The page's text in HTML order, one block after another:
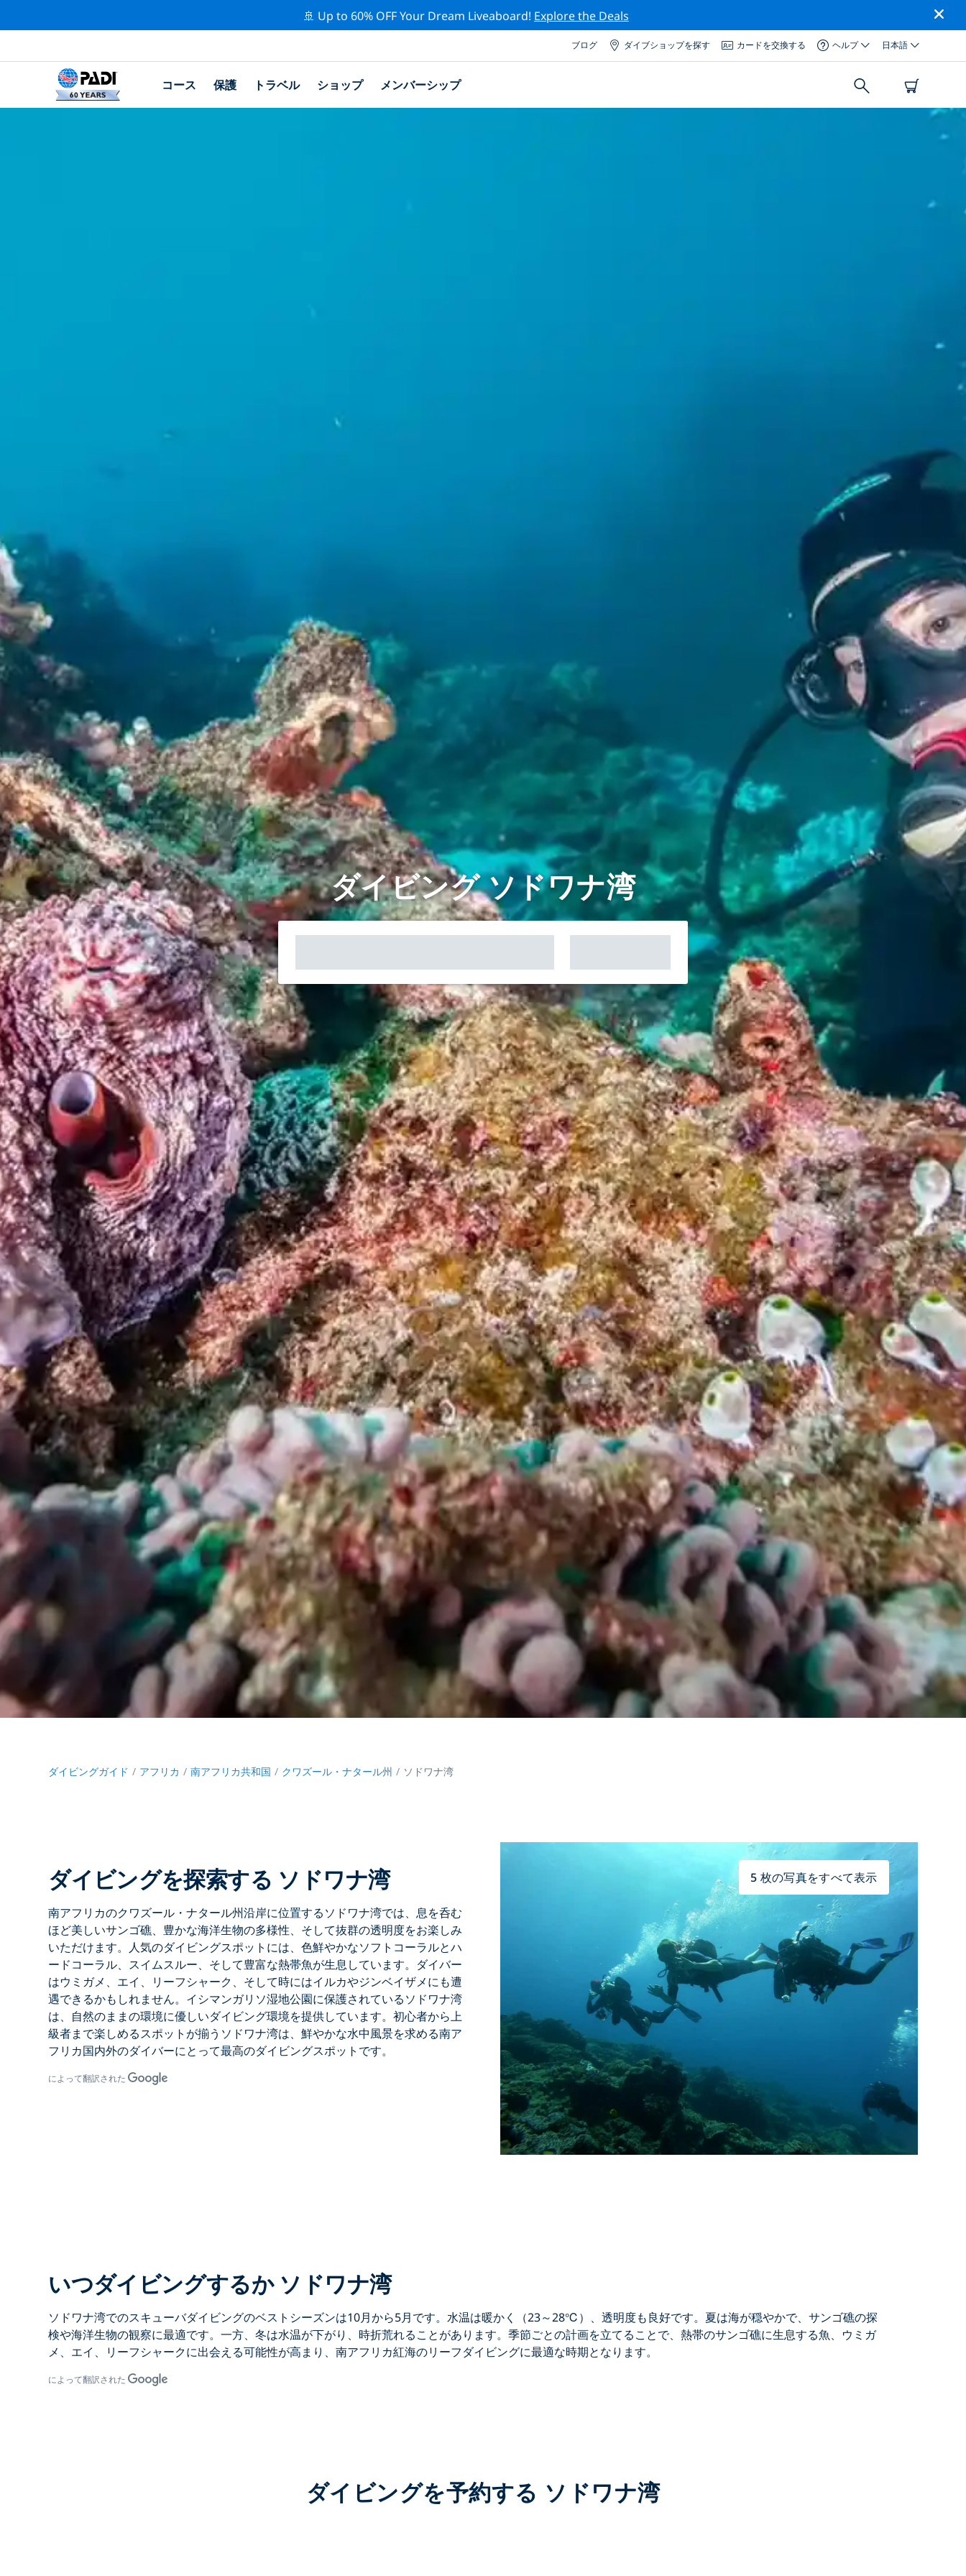
🚢 Up to 60% OFF Your Dream Liveaboard! Explore the Deals
ブログ ダイブショップを探す カードを交換する ヘルプ 日本語
コース 保護 トラベル ショップ メンバーシップ
ダイビング ソドワナ湾
ダイビングガイド アフリカ 南アフリカ共和国 クワズール・ナタール州 ソドワナ湾
ダイビングを探索する ソドワナ湾
南アフリカのクワズール・ナタール州沿岸に位置するソドワナ湾では、息を呑む
ほど美しいサンゴ礁、豊かな海洋生物の多様性、そして抜群の透明度をお楽しみ
いただけます。人気のダイビングスポットには、色鮮やかなソフトコーラルとハ
ードコーラル、スイムスルー、そして豊富な熱帯魚が生息しています。ダイバー
はウミガメ、エイ、リーフシャーク、そして時にはイルカやジンベイザメにも遭
遇できるかもしれません。イシマンガリソ湿地公園に保護されているソドワナ湾
は、自然のままの環境に優しいダイビング環境を提供しています。初心者から上
級者まで楽しめるスポットが揃う ソドワナ湾は、鮮やかな水中風景を求める南ア
フリカ国内外のダイバーにとって最高のダイビングスポットです。
によって翻訳された
5 枚の写真をすべて表示
いつダイビングするか ソドワナ湾
ソドワナ湾でのスキューバダイビングのベストシーズンは10月から5月です。水温は暖かく（23～28℃）、透明度も良好です。夏は海が穏やかで、サンゴ礁の探
検や海洋生物の観察に最適です。一方、冬は水温が下がり、時折荒れることがあります。季節ごとの計画を立てることで、熱帯のサンゴ礁に生息する魚、ウミガ
メ、エイ、リーフシャークに出会える可能性が高まり、南アフリカ紅海のリーフダイビングに最適な時期となります。
によって翻訳された
ダイビングを予約する ソドワナ湾